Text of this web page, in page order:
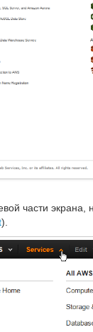
части
).